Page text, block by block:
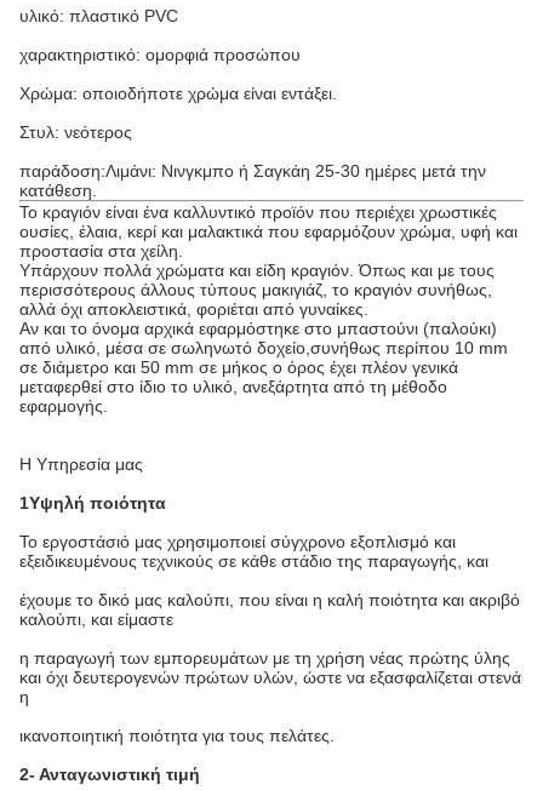
υλικό: πλαστικό PVC
χαρακτηριστικό: ομορφιά προσώπου
Χρώμα: οποιοδήποτε χρώμα είναι εντάξει.
Στυλ: νεότερος
παράδοση:Λιμάνι: Νινγκμπο ή Σαγκάη 25-30 ημέρες μετά την
κατάθεση.
Το κραγιόν είναι ένα καλλυντικό προϊόν που περιέχει χρωστικές
ουσίες, έλαια, κερί και μαλακτικά που εφαρμόζουν χρώμα, υφή και
προστασία στα χείλη.
Υπάρχουν πολλά χρώματα και είδη κραγιόν. Όπως και με τους
περισσότερους άλλους τύπους μακιγιάζ, το κραγιόν συνήθως,
αλλά όχι αποκλειστικά, φοριέται από γυναίκες.
Αν και το όνομα αρχικά εφαρμόστηκε στο μπαστούνι (παλούκι)
από υλικό, μέσα σε σωληνωτό δοχείο,συνήθως περίπου 10 mm
σε διάμετρο και 50 mm σε μήκος ο όρος έχει πλέον γενικά
μεταφερθεί στο ίδιο το υλικό, ανεξάρτητα από τη μέθοδο
εφαρμογής.
Η Υπηρεσία μας
1Υψηλή ποιότητα
Το εργοστάσιό μας χρησιμοποιεί σύγχρονο εξοπλισμό και
εξειδικευμένους τεχνικούς σε κάθε στάδιο της παραγωγής, και
έχουμε το δικό μας καλούπι, που είναι η καλή ποιότητα και ακριβό
καλούπι, και είμαστε
η παραγωγή των εμπορευμάτων με τη χρήση νέας πρώτης ύλης
και όχι δευτερογενών πρώτων υλών, ώστε να εξασφαλίζεται στενά
η
ικανοποιητική ποιότητα για τους πελάτες.
2- Ανταγωνιστική τιμή